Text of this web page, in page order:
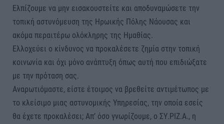
Ελπίζουμε να μην εισακουστείτε και αποδυναμώσετε την
τοπική αστυνόμευση της Ηρωικής Πόλης Νάουσας και
ακόμα περαιτέρω ολόκληρης της Ημαθίας.
Ελλοχεύει ο κίνδυνος να προκαλέσετε ζημία στην τοπική
κοινωνία και όχι μόνο ανάπτυξη όπως αυτή που επιδιώξατε
με την πρόταση σας.
Αναρωτιόμαστε, είστε έτοιμος να βρεθείτε αντιμέτωπος με
το κλείσιμο μιας αστυνομικής Υπηρεσίας, την οποία εσείς
θα έχετε προκαλέσει; Απ’ όσο γνωρίζουμε, ο ΣΥ.ΡΙΖ.Α., η